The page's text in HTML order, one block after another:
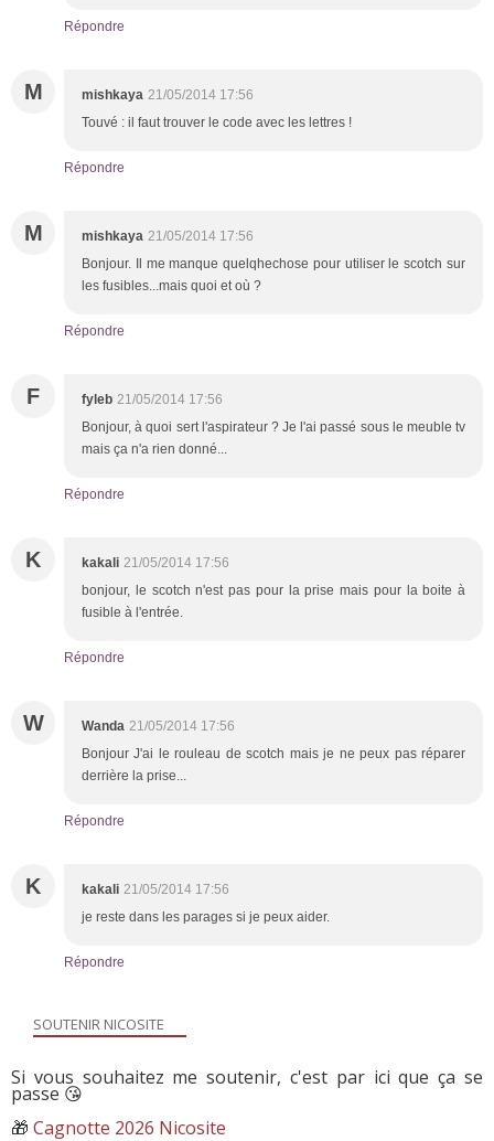
Répondre
M mishkaya 21/05/2014 17:56
Touvé : il faut trouver le code avec les lettres !
Répondre
M mishkaya 21/05/2014 17:56
Bonjour. Il me manque quelqhechose pour utiliser le scotch sur
les fusibles...mais quoi et où ?
Répondre
F fyleb 21/05/2014 17:56
Bonjour, à quoi sert l'aspirateur ? Je l'ai passé sous le meuble tv
mais ça n'a rien donné...
Répondre
K kakali 21/05/2014 17:56
bonjour, le scotch n'est pas pour la prise mais pour la boite à
fusible à l'entrée.
Répondre
W Wanda 21/05/2014 17:56
Bonjour J'ai le rouleau de scotch mais je ne peux pas réparer
derrière la prise...
Répondre
K kakali 21/05/2014 17:56
je reste dans les parages si je peux aider.
Répondre
SOUTENIR NICOSITE
Si vous souhaitez me soutenir, c'est par ici que ça se
passe 😘
🎁 Cagnotte 2026 Nicosite